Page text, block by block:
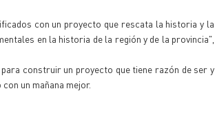
con un proyecto que rescata la historia y la
en la historia de la región y de la provincia",
construir un proyecto que tiene razón de ser y
un mañana mejor.